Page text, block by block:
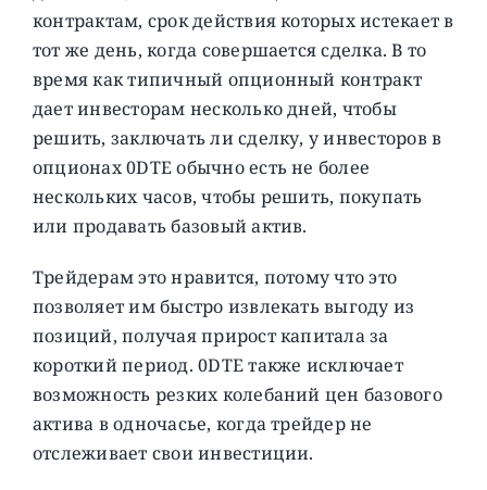
контрактам, срок действия которых истекает в
тот же день, когда совершается сделка. В то
время как типичный опционный контракт
дает инвесторам несколько дней, чтобы
решить, заключать ли сделку, у инвесторов в
опционах 0DTE обычно есть не более
нескольких часов, чтобы решить, покупать
или продавать базовый актив.
Трейдерам это нравится, потому что это
позволяет им быстро извлекать выгоду из
позиций, получая прирост капитала за
короткий период. 0DTE также исключает
возможность резких колебаний цен базового
актива в одночасье, когда трейдер не
отслеживает свои инвестиции.